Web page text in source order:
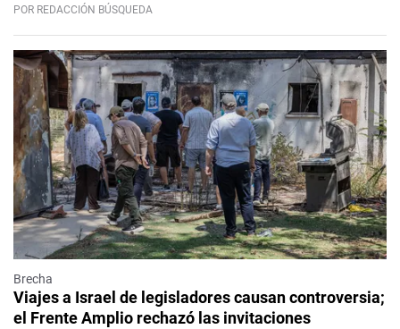
POR REDACCIÓN BÚSQUEDA
Brecha
Viajes a Israel de legisladores causan controversia;
el Frente Amplio rechazó las invitaciones